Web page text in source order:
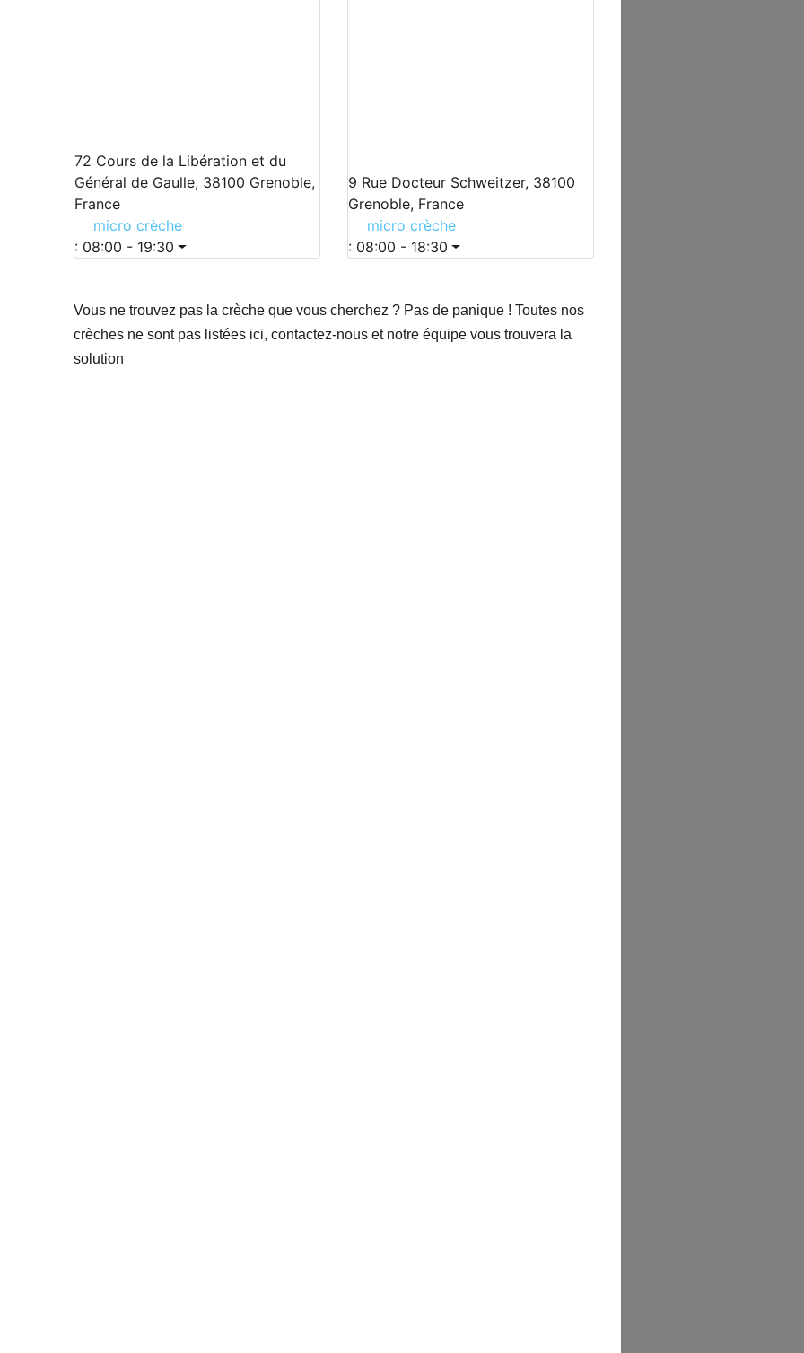
72 Cours de la Libération et du
Général de Gaulle, 38100 Grenoble,
France
micro crèche
: 08:00 - 19:30
9 Rue Docteur Schweitzer, 38100
Grenoble, France
micro crèche
: 08:00 - 18:30
Vous ne trouvez pas la crèche que vous cherchez ? Pas de panique ! Toutes nos
crèches ne sont pas listées ici, contactez-nous et notre équipe vous trouvera la
solution